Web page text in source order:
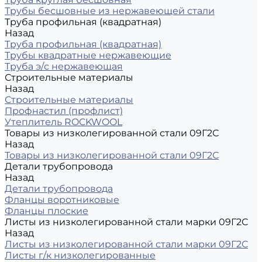
Трубы бесшовные из нержавеющей стали
Труба профильная (квадратная)
Назад
Труба профильная (квадратная)
Трубы квадратные нержавеющие
Труба э/с нержавеющая
Строительные материалы
Назад
Строительные материалы
Профнастил (профлист)
Утеплитель ROCKWOOL
Товары из низколегированной стали 09Г2С
Назад
Товары из низколегированной стали 09Г2С
Детали трубопровода
Назад
Детали трубопровода
Фланцы воротниковые
Фланцы плоские
Листы из низколегированной стали марки 09Г2С
Назад
Листы из низколегированной стали марки 09Г2С
Листы г/к низколегированные